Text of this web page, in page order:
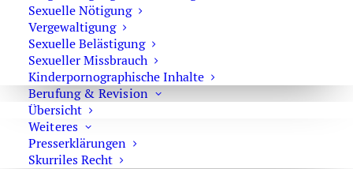
Sexuelle Nötigung
Vergewaltigung
Sexuelle Belästigung
Sexueller Missbrauch
Kinderpornographische Inhalte
Berufung & Revision
Übersicht
Weiteres
Presserklärungen
Skurriles Recht
Menschenhandel
1